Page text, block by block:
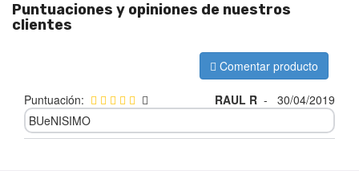
Puntuaciones y opiniones de nuestros
clientes
Comentar producto
Puntuación: RAUL R -
30/04/2019
BUeNISIMO